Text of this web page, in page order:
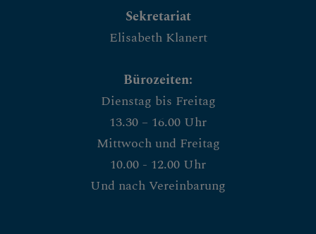
Sekretariat
Elisabeth Klanert
Bürozeiten:
Dienstag bis Freitag
13.30 – 16.00 Uhr
Mittwoch und Freitag
10.00 - 12.00 Uhr
Und nach Vereinbarung